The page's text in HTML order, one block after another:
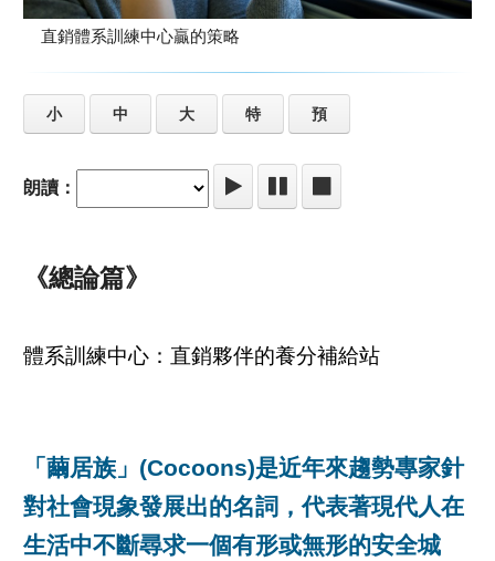
直銷體系訓練中心贏的策略
小 中 大 特 預
朗讀：
《總論篇》
體系訓練中心：直銷夥伴的養分補給站
「繭居族」(Cocoons)是近年來趨勢專家針
對社會現象發展出的名詞，代表著現代人在
生活中不斷尋求一個有形或無形的安全城